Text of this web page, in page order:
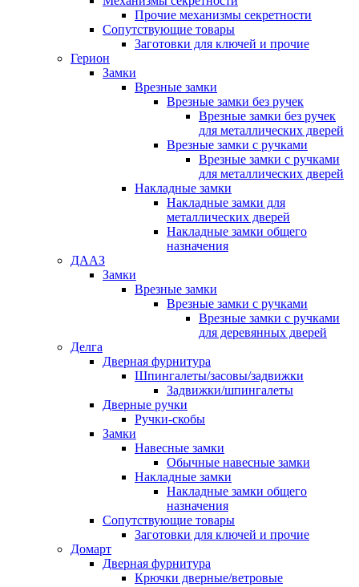
Прочие механизмы секретности
Сопутствующие товары
Заготовки для ключей и прочие
Герион
Замки
Врезные замки
Врезные замки без ручек
Врезные замки без ручек
для металлических дверей
Врезные замки с ручками
Врезные замки с ручками
для металлических дверей
Накладные замки
Накладные замки для
металлических дверей
Накладные замки общего
назначения
ДААЗ
Замки
Врезные замки
Врезные замки с ручками
Врезные замки с ручками
для деревянных дверей
Делга
Дверная фурнитура
Шпингалеты/засовы/задвижки
Задвижки/шпингалеты
Дверные ручки
Ручки-скобы
Замки
Навесные замки
Обычные навесные замки
Накладные замки
Накладные замки общего
назначения
Сопутствующие товары
Заготовки для ключей и прочие
Домарт
Дверная фурнитура
Крючки дверные/ветровые